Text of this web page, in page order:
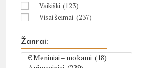
Vaikiški (123)
Visai šeimai (237)
Žanrai: